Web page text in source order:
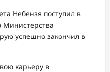
Небензя поступил в
Министерства
успешно закончил в
карьеру в